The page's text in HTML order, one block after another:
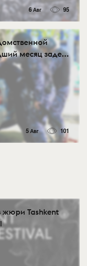
6 Авг 95
месяц заде...
5 Авг 101
жюри Tashkent